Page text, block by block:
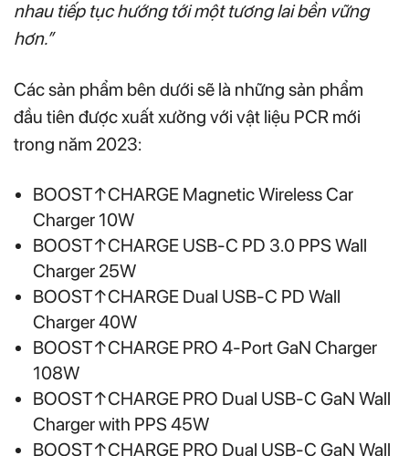
nhau tiếp tục hướng tới một tương lai bền vững
hơn.”
Các sản phẩm bên dưới sẽ là những sản phẩm
đầu tiên được xuất xưởng với vật liệu PCR mới
trong năm 2023:
BOOST↑CHARGE Magnetic Wireless Car
Charger 10W
BOOST↑CHARGE USB-C PD 3.0 PPS Wall
Charger 25W
BOOST↑CHARGE Dual USB-C PD Wall
Charger 40W
BOOST↑CHARGE PRO 4-Port GaN Charger
108W
BOOST↑CHARGE PRO Dual USB-C GaN Wall
Charger with PPS 45W
BOOST↑CHARGE PRO Dual USB-C GaN Wall